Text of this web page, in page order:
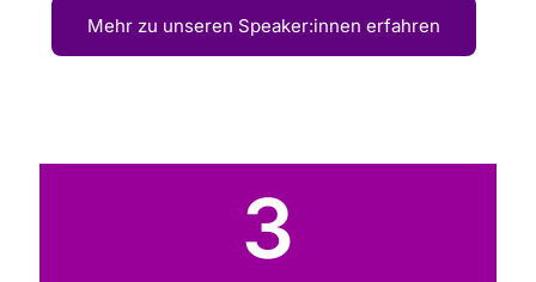
Mehr zu unseren Speaker:innen erfahren
3